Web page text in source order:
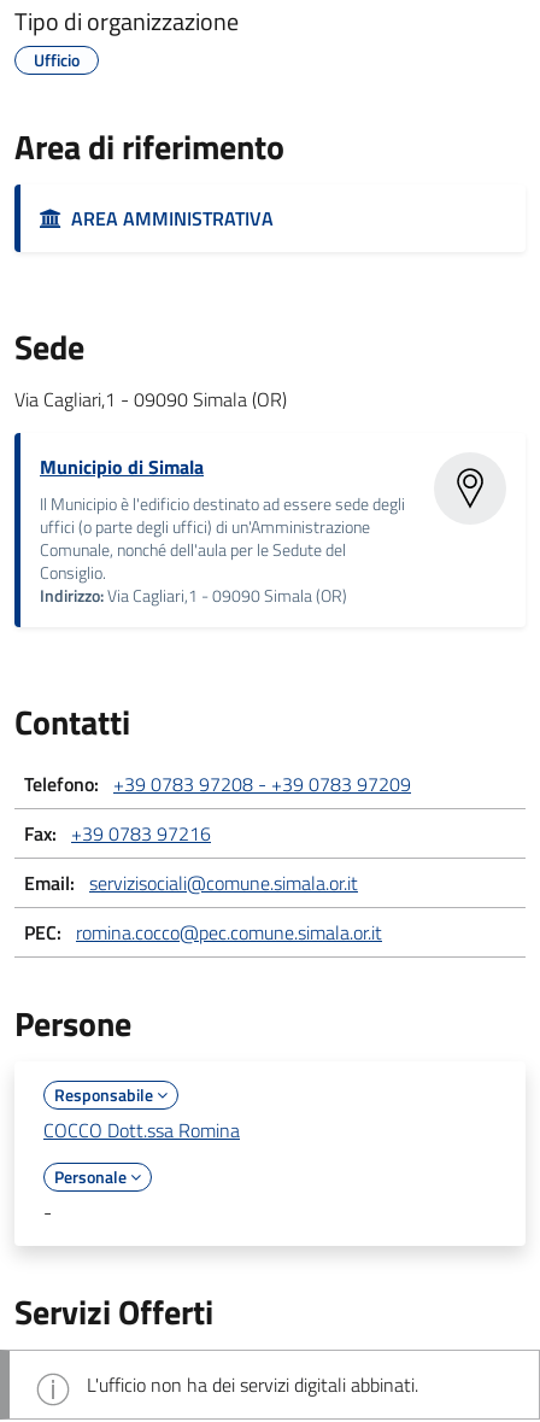
Tipo di organizzazione
Ufficio
Area di riferimento
AREA AMMINISTRATIVA
Sede
Via Cagliari,1 - 09090 Simala (OR)
Municipio di Simala
Il Municipio è l'edificio destinato ad essere sede degli
uffici (o parte degli uffici) di un'Amministrazione
Comunale, nonché dell'aula per le Sedute del
Consiglio.
Indirizzo:Via Cagliari,1 - 09090 Simala (OR)
Contatti
Telefono: +39 0783 97208 - +39 0783 97209
Fax: +39 0783 97216
Email: servizisociali@comune.simala.or.it
PEC: romina.cocco@pec.comune.simala.or.it
Persone
Responsabile
COCCO Dott.ssa Romina
Personale
-
Servizi Offerti
L'ufficio non ha dei servizi digitali abbinati.